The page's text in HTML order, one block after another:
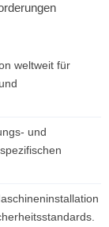
weltweit für
und